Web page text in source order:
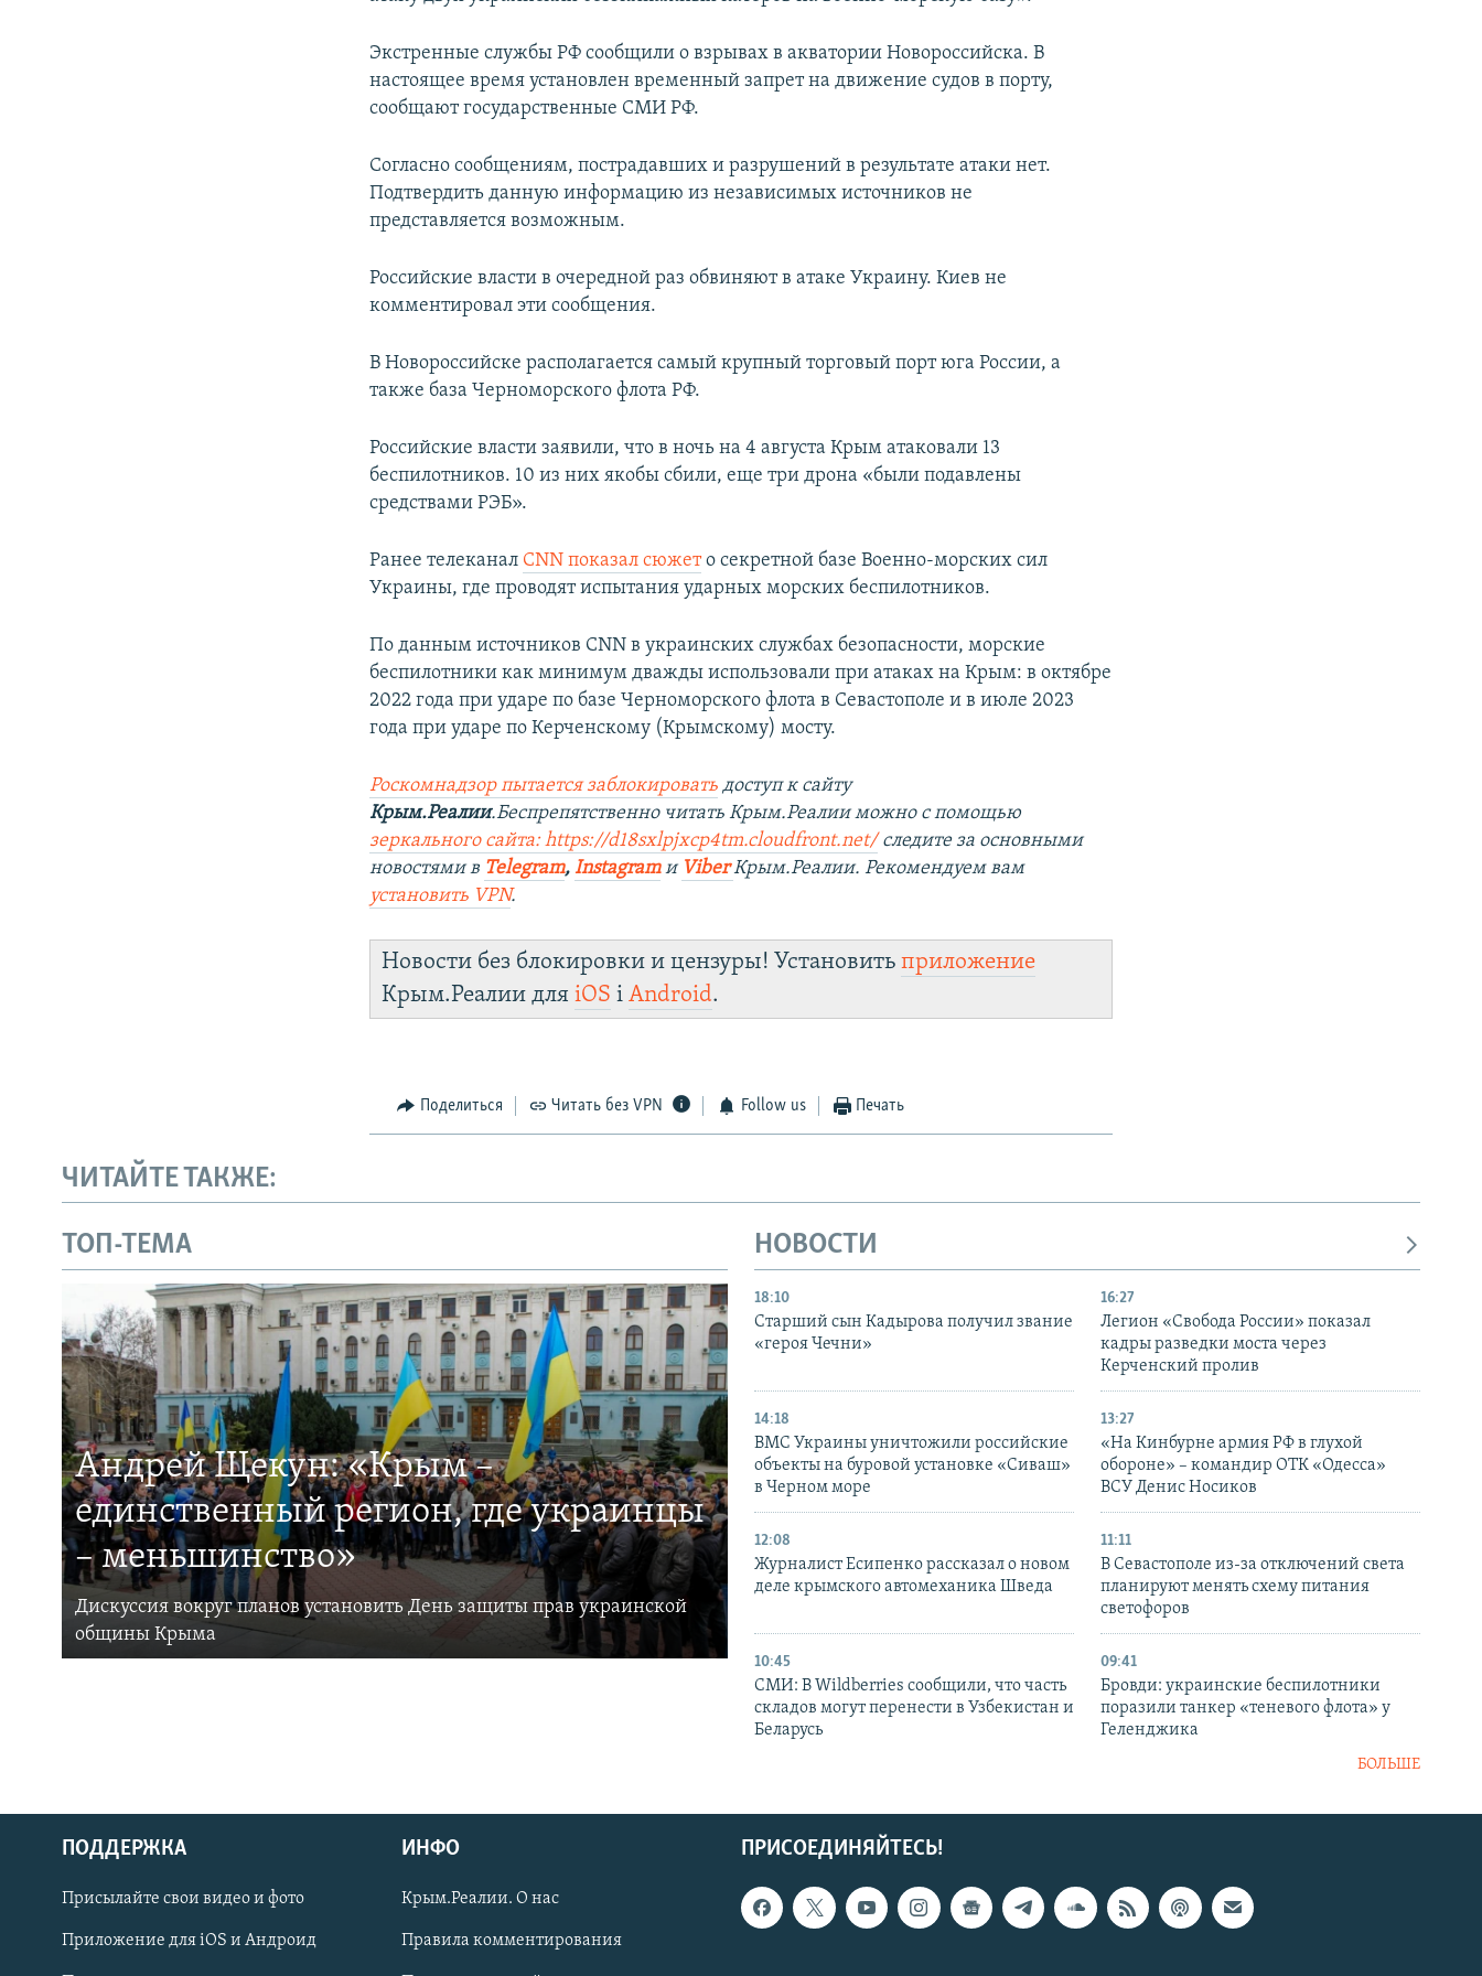
Українською
Qırımtatar
Экстренные службы РФ сообщили о взрывах в акватории Новороссийска. В
настоящее время установлен временный запрет на движение судов в порту,
сообщают государственные СМИ РФ.
Согласно сообщениям, пострадавших и разрушений в результате атаки нет.
Подтвердить данную информацию из независимых источников не
представляется возможным.
Российские власти в очередной раз обвиняют в атаке Украину. Киев не
комментировал эти сообщения.
В Новороссийске располагается самый крупный торговый порт юга России, а
также база Черноморского флота РФ.
Российские власти заявили, что в ночь на 4 августа Крым атаковали 13
беспилотников. 10 из них якобы сбили, еще три дрона «были подавлены
средствами РЭБ».
Ранее телеканал CNN показал сюжето секретной базе Военно-морских сил
Украины, где проводят испытания ударных морских беспилотников.
По данным источников CNN в украинских службах безопасности, морские
беспилотники как минимум дважды использовали при атаках на Крым: в октябре
2022 года при ударе по базе Черноморского флота в Севастополе и в июле 2023
года при ударе по Керченскому (Крымскому) мосту.
Роскомнадзор пытается заблокировать доступ к сайту
Крым.Реалии.Беспрепятственно читать Крым.Реалии можно с помощью
зеркального сайта: https://d18sxlpjxcp4tm.cloudfront.net/следите за основными
новостями в Telegram,Instagramи Viber Крым.Реалии. Рекомендуем вам
установить VPN.
Новости без блокировки и цензуры! Установитьприложение
Крым.Реалии дляiOS іAndroid.
Поделиться Читать без VPN Follow us Печать
ЧИТАЙТЕ ТАКЖЕ:
ТОП-ТЕМА
Андрей Щекун: «Крым –
единственный регион, где украинцы
– меньшинство»
Дискуссия вокруг планов установить День защиты прав украинской
общины Крыма
НОВОСТИ
18:10
Старший сын Кадырова получил звание
«героя Чечни»
16:27
Легион «Свобода России» показал
кадры разведки моста через
Керченский пролив
14:18
ВМС Украины уничтожили российские
объекты на буровой установке «Сиваш»
в Черном море
13:27
«На Кинбурне армия РФ в глухой
обороне» – командир ОТК «Одесса»
ВСУ Денис Носиков
12:08
Журналист Есипенко рассказал о новом
деле крымского автомеханика Шведа
11:11
В Севастополе из-за отключений света
планируют менять схему питания
светофоров
10:45
СМИ: В Wildberries сообщили, что часть
складов могут перенести в Узбекистан и
Беларусь
09:41
Бровди: украинские беспилотники
поразили танкер «теневого флота» у
Геленджика
БОЛЬШЕ
ПРИСОЕДИНЯЙТЕСЬ!
ПОДДЕРЖКА
Присылайте свои видео и фото
Приложение для iOS и Андроид
ИНФО
Крым.Реалии. О нас
Правила комментирования